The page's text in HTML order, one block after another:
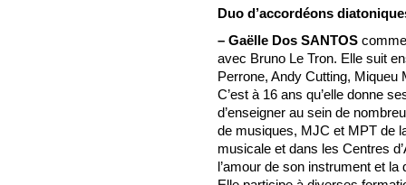
Duo d’accordéons
– Gaëlle Dos SANTOS
avec Bruno Le Tron. Elle suit
Perrone, Andy Cutting, Miqueu
C’est à 16 ans qu’elle donne
d’enseigner au sein de
de musiques, MJC et MPT de
musicale et dans les Centres
l’amour de son instrument et